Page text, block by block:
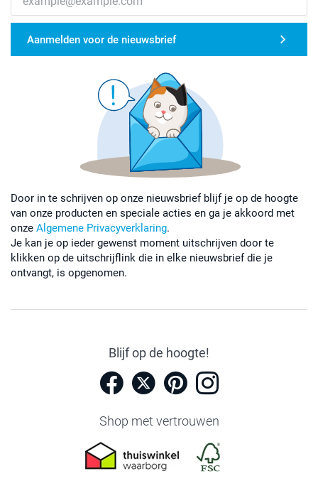
Aanmelden voor de nieuwsbrief
Door in te schrijven op onze nieuwsbrief blijf je op de hoogte
van onze producten en speciale acties en ga je akkoord met
onze Algemene Privacyverklaring.
Je kan je op ieder gewenst moment uitschrijven door te
klikken op de uitschrijflink die in elke nieuwsbrief die je
ontvangt, is opgenomen.
Blijf op de hoogte!
Shop met vertrouwen